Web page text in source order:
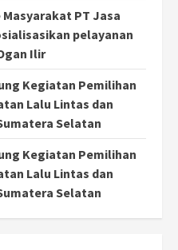
PT Jasa
pelayanan
Ilir
Kegiatan Pemilihan
Lalu Lintas dan
Selatan
Kegiatan Pemilihan
Lalu Lintas dan
Selatan